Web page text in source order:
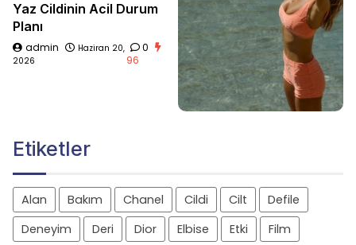
Yaz Cildinin Acil Durum
Planı
admin
Haziran 20,
2026
0
96
Etiketler
Alan Bakım Chanel Cildi Cilt
Defile
Deneyim
Deri Dior Elbise Etki
Film